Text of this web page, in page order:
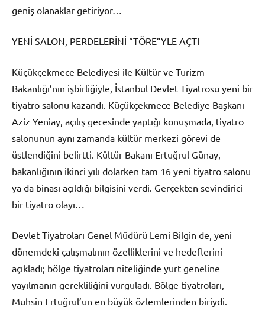
geniş olanaklar getiriyor…
YENİ SALON, PERDELERİNİ “TÖRE”YLE AÇTI
Küçükçekmece Belediyesi ile Kültür ve Turizm
Bakanlığı’nın işbirliğiyle, İstanbul Devlet Tiyatrosu yeni bir
tiyatro salonu kazandı. Küçükçekmece Belediye Başkanı
Aziz Yeniay, açılış gecesinde yaptığı konuşmada, tiyatro
salonunun aynı zamanda kültür merkezi görevi de
üstlendiğini belirtti. Kültür Bakanı Ertuğrul Günay,
bakanlığının ikinci yılı dolarken tam 16 yeni tiyatro salonu
ya da binası açıldığı bilgisini verdi. Gerçekten sevindirici
bir tiyatro olayı…
Devlet Tiyatroları Genel Müdürü Lemi Bilgin de, yeni
dönemdeki çalışmalının özelliklerini ve hedeflerini
açıkladı; bölge tiyatroları niteliğinde yurt geneline
yayılmanın gerekliliğini vurguladı. Bölge tiyatroları,
Muhsin Ertuğrul’un en büyük özlemlerinden biriydi.